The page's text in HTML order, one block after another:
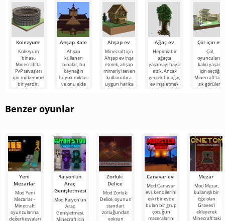
karakterlerinin
Dragon
ürkütücü ve
Kolezyum
Kolezyum
binası,
Minecraft'ta
PvP savaşları
için mükemmel
bir yerdir.
Ahşap Kale
Ahşap
kullanan
binalar, bu
kaynağın
büyük miktarı
ve onu elde
Ahşap ev
Minecraft için
Ahşap ev inşa
etmek, ahşap
mimariyi seven
kullanıcılara
uygun harika
Ağaç ev
Hepimiz bir
ağaçta
yaşamayı hayal
ettik. Ancak
gerçek bir ağaç
ev inşa etmek
Çöl için ev
Çöl,
oyuncuların
kalıcı yaşam
için seçtiği
Minecraft'ta
sık görülen
Benzer oyunlar
Yeni
Mezarlar
Mod Yeni
Mezarlar -
Minecraft
oyuncularına
değerli eşyaları
Raiyon'un
Araç
Genişletmesi
Mod Raiyon'un
Araç
Genişletmesi,
Minecraft için
Zorluk:
Delice
Mod Zorluk:
Delice, oyunun
standart
zorluğundan
yoksun
Canavar evi
Mod Canavar
evi, kendilerini
eski bir evde
bulan bir grup
çocuğun
maceralarını
Mezar
Mod Mezar,
kullanışlı bir
öğe olan
Graves'i
ekleyerek
Minecraft'taki